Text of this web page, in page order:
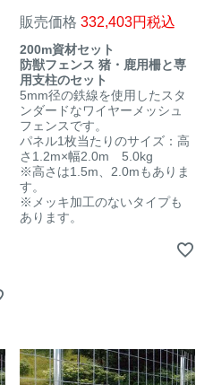
販売価格 332,403 税込
200m資材セット
防獣フェンス 猪・鹿用柵と専
用支柱のセット
5mm径の鉄線を使用したスタ
ンダードなワイヤーメッシュ
フェンスです。
パネル1枚当たりのサイズ：高
さ1.2m×幅2.0m 5.0kg
※高さは1.5m、2.0mもありま
す。
※メッキ加工のないタイプも
あります。